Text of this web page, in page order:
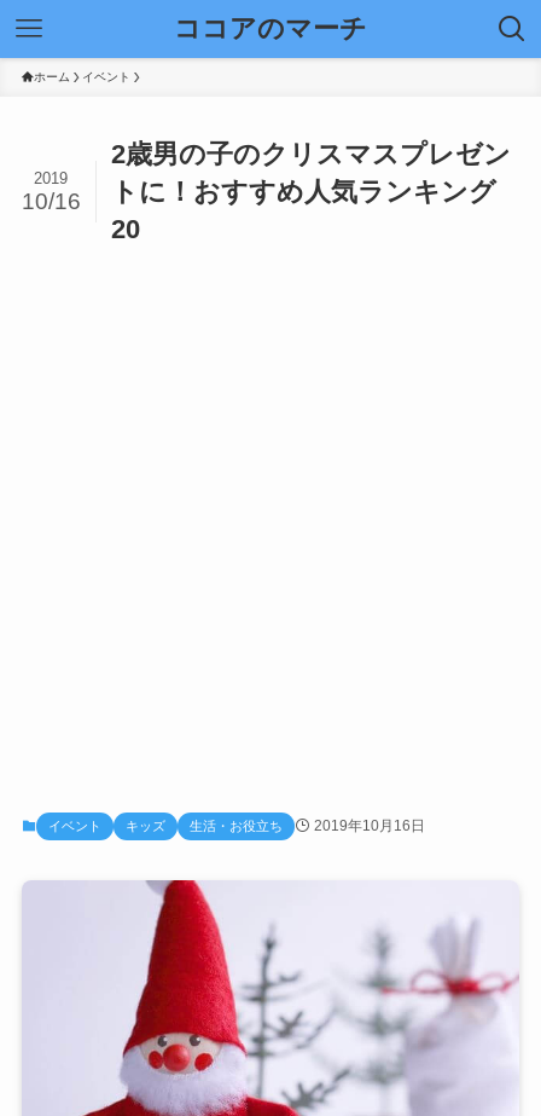
ココアのマーチ
ホーム イベント
2歳男の子のクリスマスプレゼン
トに！おすすめ人気ランキング
20
2019
10/16
イベント キッズ 生活・お役立ち 2019年10月16日